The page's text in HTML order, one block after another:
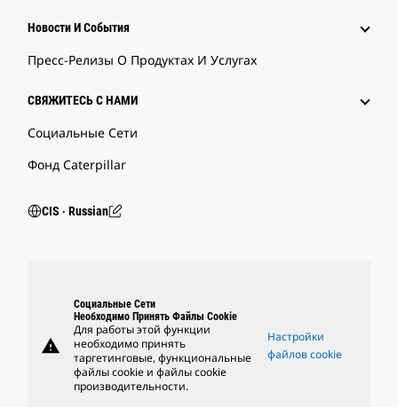
Новости И События
Пресс-Релизы О Продуктах И Услугах
СВЯЖИТЕСЬ С НАМИ
Социальные Сети
Фонд Caterpillar
CIS ‧ Russian
warning
Социальные Сети
Необходимо Принять Файлы Cookie
Для работы этой функции
необходимо принять
таргетинговые, функциональные
файлы cookie и файлы cookie
производительности.
Настройки
файлов cookie